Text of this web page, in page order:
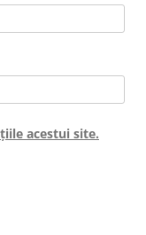
acestui site.